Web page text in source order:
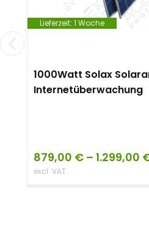
Lieferzeit: 1 Woche
1000Watt Solax
Internetüberwachung
879,00 € – 1.299,00
excl. VAT